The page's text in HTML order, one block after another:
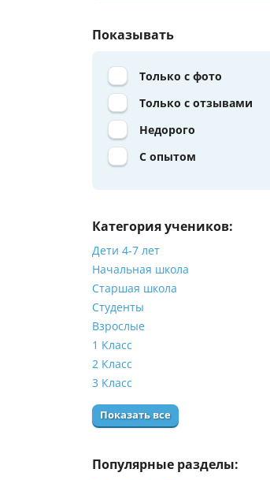
Показывать
Только с фото
Только с отзывами
Недорого
С опытом
Категория учеников:
Дети 4-7 лет
Начальная школа
Старшая школа
Студенты
Взрослые
1 Класс
2 Класс
3 Класс
Показать все
Популярные разделы: